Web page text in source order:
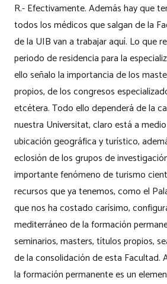
R.- Efectivamente. Además hay que
todos los médicos que salgan de la
de la UIB van a trabajar aquí. Lo que
periodo de residencia para la
ello señalo la importancia de los
propios, de los congresos
etcétera. Todo ello dependerá de la
nuestra Universitat, claro está a
ubicación geográfica y turístico,
eclosión de los grupos de
importante fenómeno de turismo
recursos que ya tenemos, como el
que nos ha costado carísimo,
mediterráneo de la formación
seminarios, masters, títulos propios,
de la consolidación de esta Facultad.
la formación permanente es un